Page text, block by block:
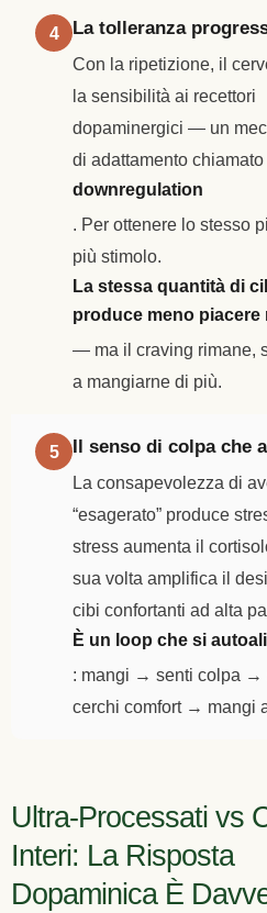
4 La tolleranza
Con la ripetizione, il
la sensibilità ai recettori
dopaminergici — un
di adattamento chiamato
downregulation
. Per ottenere lo stesso
più stimolo.
La stessa quantità di
produce meno piacere
— ma il craving rimane,
a mangiarne di più.
5 Il senso di colpa che
La consapevolezza di
“esagerato” produce
stress aumenta il
sua volta amplifica il
cibi confortanti ad alta
È un loop che si
: mangi → senti colpa →
cerchi comfort → mangi
Ultra-Processati vs
Interi: La Risposta
Dopaminica È